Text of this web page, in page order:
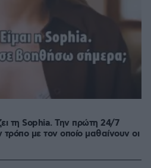
τη Sophia. Την πρώτη 24/7
με τον οποίο μαθαίνουν οι